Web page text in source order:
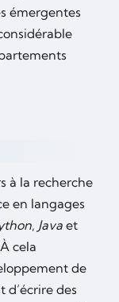
émergentes
à la recherche
en langages
, Java et
cela
de
d’écrire des